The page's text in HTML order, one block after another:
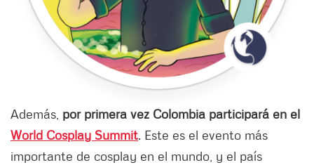
Además, por primera vez Colombia participará en el
World Cosplay Summit. Este es el evento más
importante de cosplay en el mundo, y el país